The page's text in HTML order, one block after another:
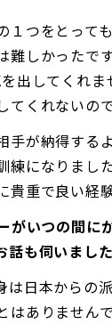
１つをとって
難しかったで
出してくれま
くれないので
手が納得する
練になりまし
重で良い経
がいつの間に
も伺いました
は日本からの
はありません